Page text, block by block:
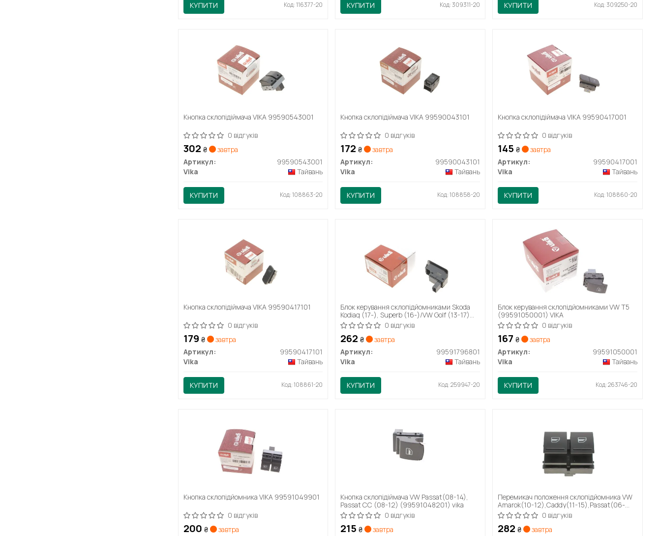
КУПИТИ Код: 116377-20 КУПИТИ Код: 309311-20 КУПИТИ Код: 309250-20
Кнопка склопідіймача VIKA 99590543001
0 відгуків
302 ₴
завтра
Артикул:
99590543001
Vika
Тайвань
КУПИТИ Код: 108863-20
Кнопка склопідіймача VIKA 99590043101
0 відгуків
172₴
завтра
Артикул:
99590043101
Vika
Тайвань
КУПИТИ Код: 108858-20
Кнопка склопідіймача VIKA 99590417001
0 відгуків
145₴
завтра
Артикул:
99590417001
Vika
Тайвань
КУПИТИ Код: 108860-20
Кнопка склопідіймача VIKA 99590417101
0 відгуків
179 ₴
завтра
Артикул:
99590417101
Vika
Тайвань
КУПИТИ Код: 108861-20
Блок керування склопідйомниками Skoda
Kodiaq (17-), Superb (16-)/VW Golf (13-17)
(99591796801) VIKA
0 відгуків
262₴
завтра
Артикул:
99591796801
Vika
Тайвань
КУПИТИ Код: 259947-20
Блок керування склопідйомниками VW T5
(99591050001) VIKA
0 відгуків
167₴
завтра
Артикул:
99591050001
Vika
Тайвань
КУПИТИ Код: 263746-20
Кнопка склопідйомника VIKA 99591049901
0 відгуків
200 ₴
завтра
Кнопка склопідіймача VW Passat(08-14),
Passat CC (08-12) (99591048201) vika
0 відгуків
215₴
завтра
Перемикач положення склопідйомника VW
Amarok(10-12),Caddy(11-15),Passat(06-
11),Polo(10-12) (99591047201) vika
0 відгуків
282₴
завтра